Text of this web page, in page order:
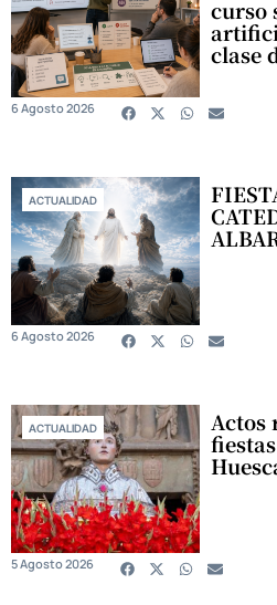
curso
clase
6 Agosto 2026
ACTUALIDAD
6 Agosto 2026
ACTUALIDAD Actos
5 Agosto 2026